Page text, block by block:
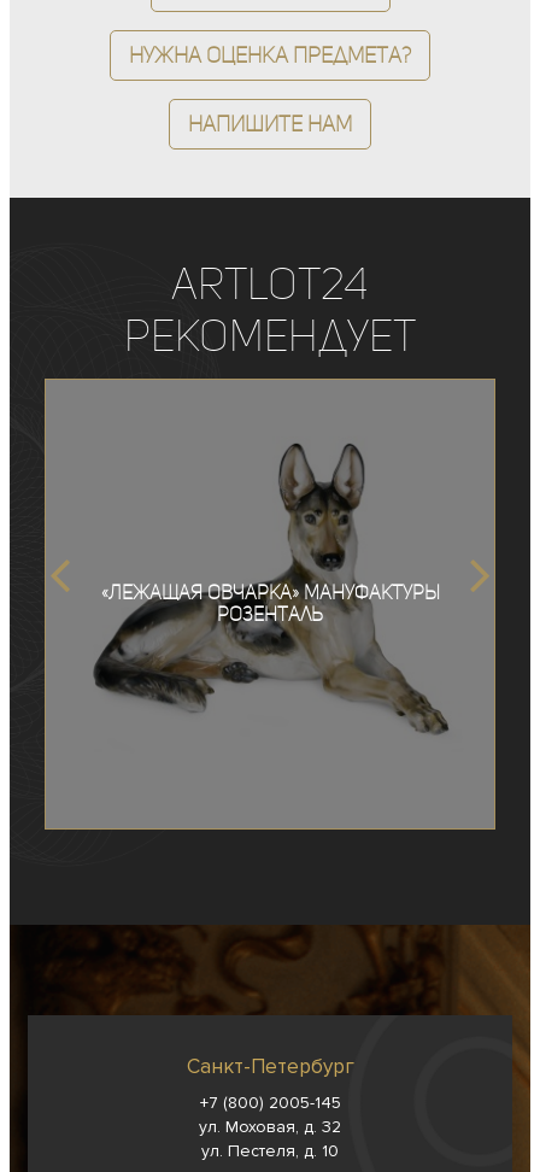
Нужна оценка предмета?
Напишите нам
ArtLot24
рекомендует
«Лежащая овчарка» мануфактуры
Розенталь
Санкт-Петербург
+7 (800) 2005-145
ул. Моховая, д. 32
ул. Пестеля, д. 10